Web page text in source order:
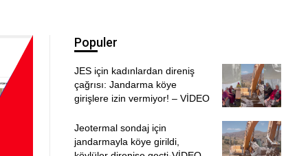
Populer
JES için kadınlardan direniş
çağrısı: Jandarma köye
girişlere izin vermiyor! – VİDEO
Jeotermal sondaj için
jandarmayla köye girildi,